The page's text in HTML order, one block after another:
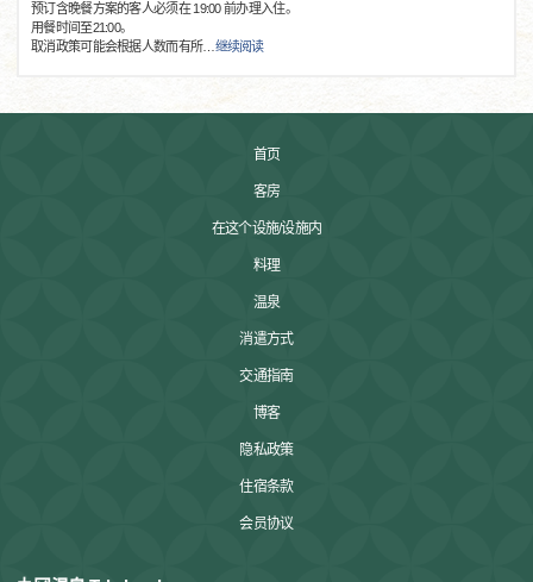
预订含晚餐方案的客人必须在 19:00 前办理入住。
用餐时间至21:00。
取消政策可能会根据人数而有所… 继续阅读
首页
客房
在这个设施/设施内
料理
温泉
消遣方式
交通指南
博客
隐私政策
住宿条款
会员协议